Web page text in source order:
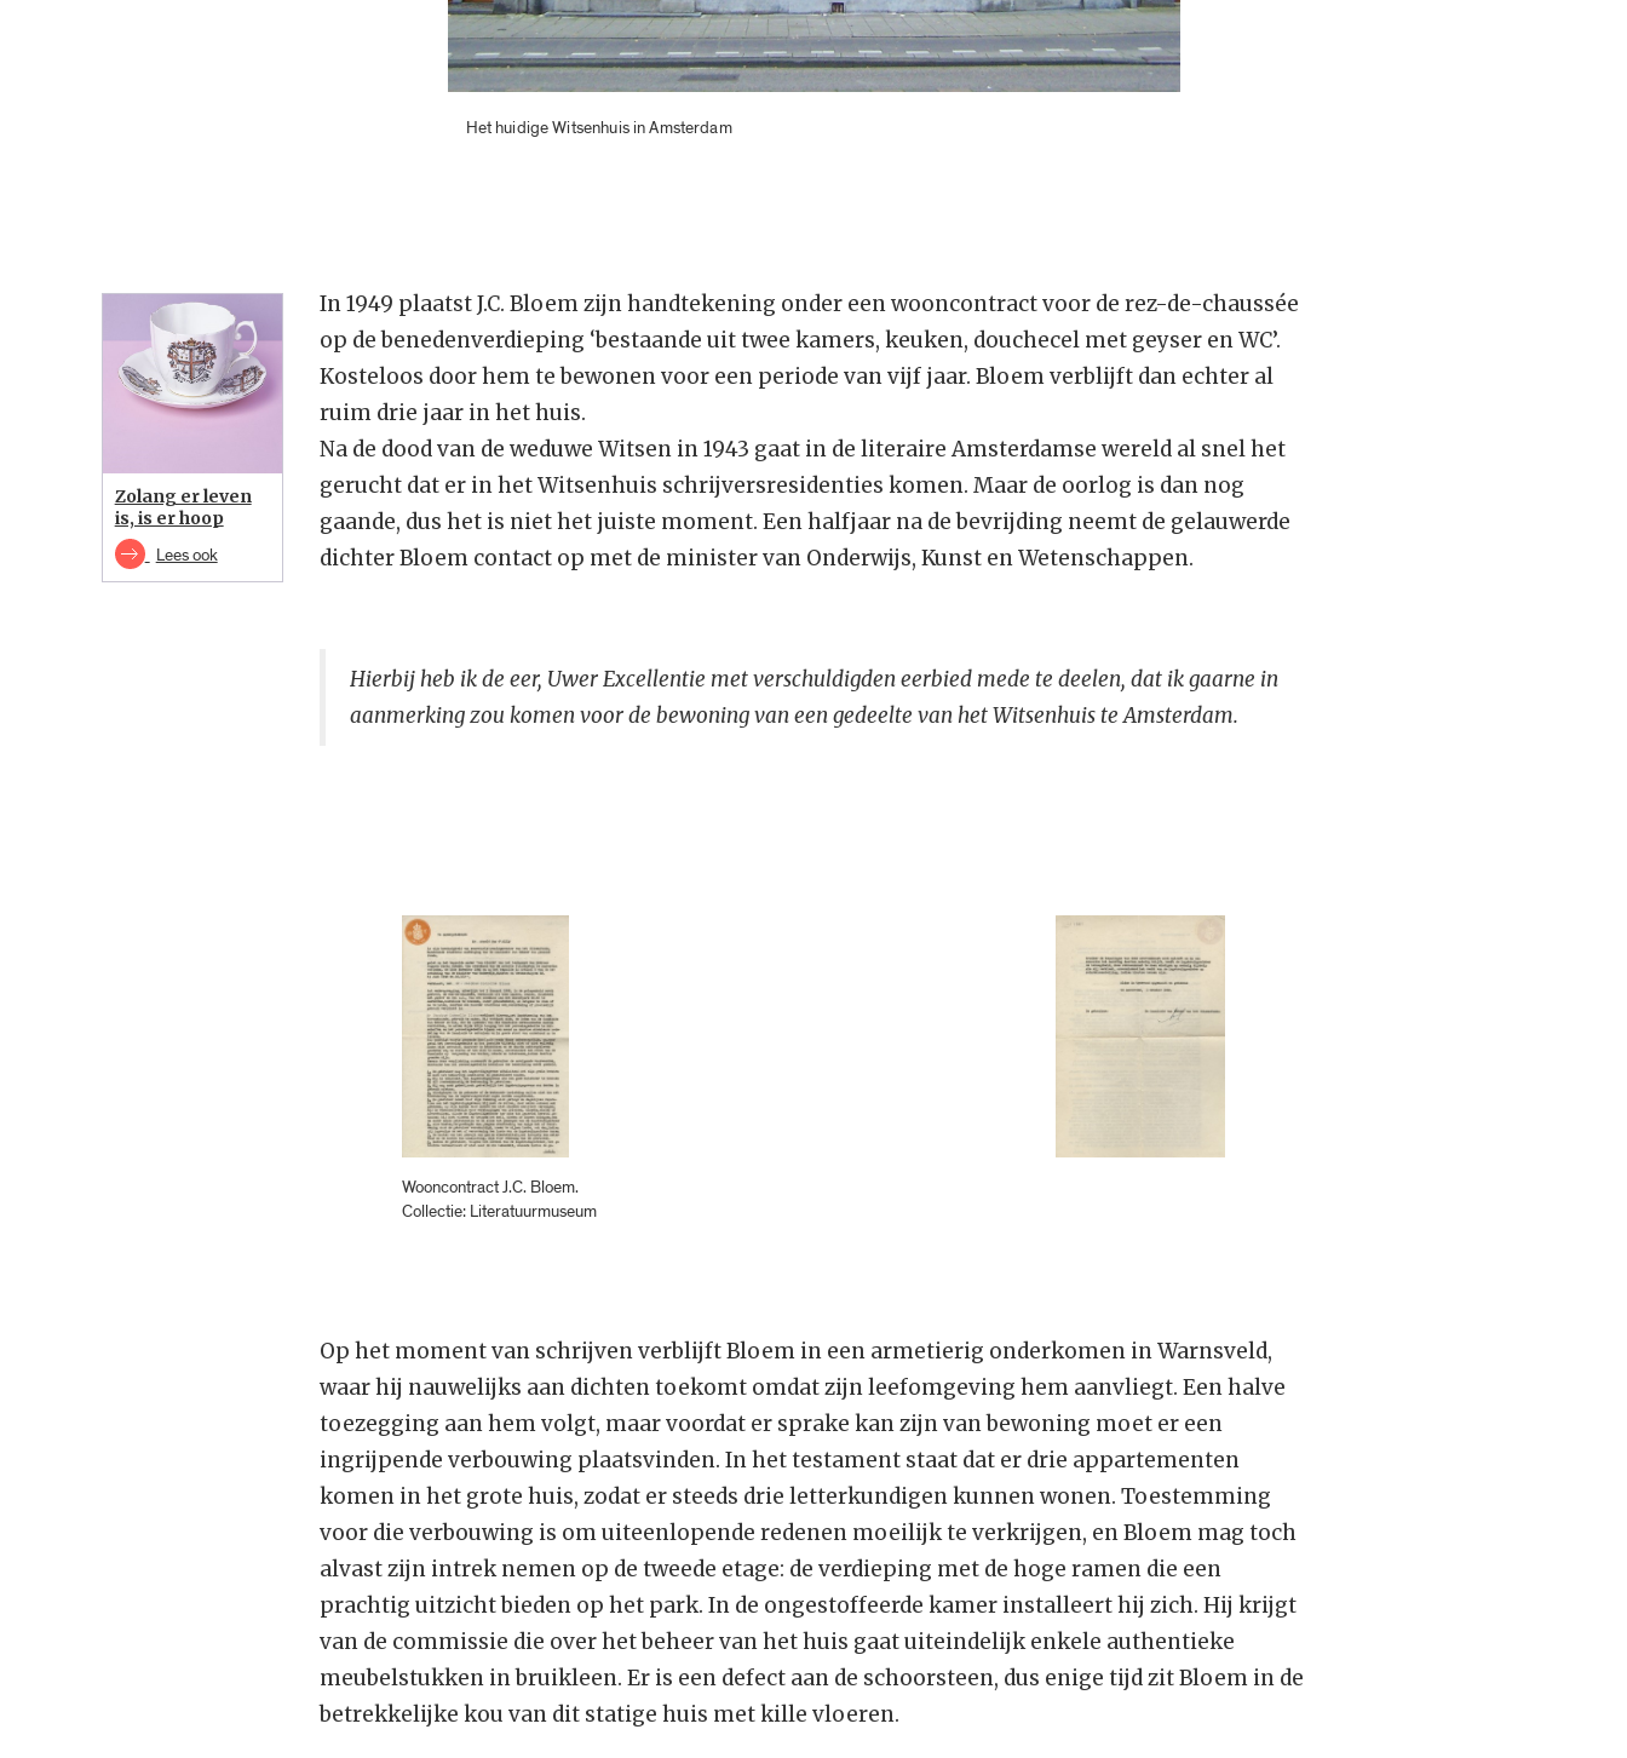
Het huidige Witsenhuis in Amsterdam
Zolang er leven
is, is er hoop
Lees ook
In 1949 plaatst J.C. Bloem zijn handtekening onder een wooncontract voor de rez-de-chaussée
op de benedenverdieping ‘bestaande uit twee kamers, keuken, douchecel met geyser en WC’.
Kosteloos door hem te bewonen voor een periode van vijf jaar. Bloem verblijft dan echter al
ruim drie jaar in het huis.
Na de dood van de weduwe Witsen in 1943 gaat in de literaire Amsterdamse wereld al snel het
gerucht dat er in het Witsenhuis schrijversresidenties komen. Maar de oorlog is dan nog
gaande, dus het is niet het juiste moment. Een halfjaar na de bevrijding neemt de gelauwerde
dichter Bloem contact op met de minister van Onderwijs, Kunst en Wetenschappen.
Hierbij heb ik de eer, Uwer Excellentie met verschuldigden eerbied mede te deelen, dat ik gaarne in
aanmerking zou komen voor de bewoning van een gedeelte van het Witsenhuis te Amsterdam.
Wooncontract J.C. Bloem.
Collectie: Literatuurmuseum
Op het moment van schrijven verblijft Bloem in een armetierig onderkomen in Warnsveld,
waar hij nauwelijks aan dichten toekomt omdat zijn leefomgeving hem aanvliegt. Een halve
toezegging aan hem volgt, maar voordat er sprake kan zijn van bewoning moet er een
ingrijpende verbouwing plaatsvinden. In het testament staat dat er drie appartementen
komen in het grote huis, zodat er steeds drie letterkundigen kunnen wonen. Toestemming
voor die verbouwing is om uiteenlopende redenen moeilijk te verkrijgen, en Bloem mag toch
alvast zijn intrek nemen op de tweede etage: de verdieping met de hoge ramen die een
prachtig uitzicht bieden op het park. In de ongestoffeerde kamer installeert hij zich. Hij krijgt
van de commissie die over het beheer van het huis gaat uiteindelijk enkele authentieke
meubelstukken in bruikleen. Er is een defect aan de schoorsteen, dus enige tijd zit Bloem in de
betrekkelijke kou van dit statige huis met kille vloeren.